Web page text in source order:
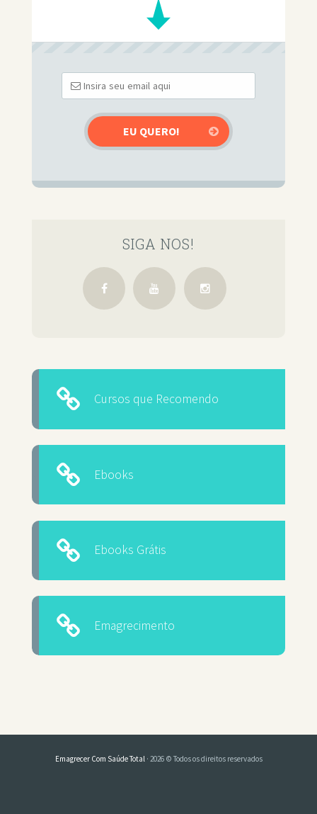
SIGA NOS!
Cursos que Recomendo
Ebooks
Ebooks Grátis
Emagrecimento
Emagrecer Com Saúde Total · 2026 © Todos os direitos reservados